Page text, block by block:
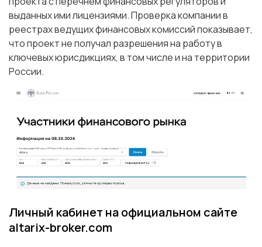
выданных ими лицензиями. Проверка компании в
реестрах ведущих финансовых комиссий показывает,
что проект не получал разрешения на работу в
ключевых юрисдикциях, в том числе и на территории
России.
Личный кабинет на официальном сайте
altarix-broker.com